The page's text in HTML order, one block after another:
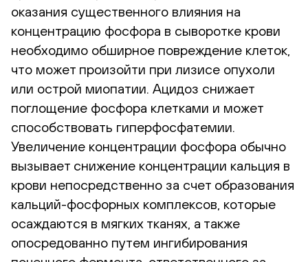
оказания существенного влияния на
концентрацию фосфора в сыворотке крови
необходимо обширное повреждение клеток,
что может произойти при лизисе опухоли
или острой миопатии. Ацидоз снижает
поглощение фосфора клетками и может
способствовать гиперфосфатемии.
Увеличение концентрации фосфора обычно
вызывает снижение концентрации кальция в
крови непосредственно за счет образования
кальций-фосфорных комплексов, которые
осаждаются в мягких тканях, а также
опосредованно путем ингибирования